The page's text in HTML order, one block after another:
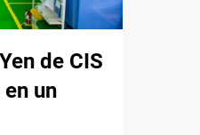
de CIS
un